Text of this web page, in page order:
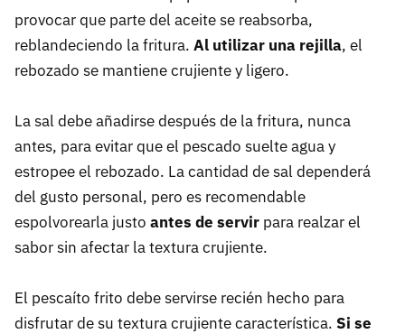
provocar que parte del aceite se reabsorba,
reblandeciendo la fritura. Al utilizar una rejilla, el
rebozado se mantiene crujiente y ligero.
La sal debe añadirse después de la fritura, nunca
antes, para evitar que el pescado suelte agua y
estropee el rebozado. La cantidad de sal dependerá
del gusto personal, pero es recomendable
espolvorearla justo antes de servir para realzar el
sabor sin afectar la textura crujiente.
El pescaíto frito debe servirse recién hecho para
disfrutar de su textura crujiente característica. Si se